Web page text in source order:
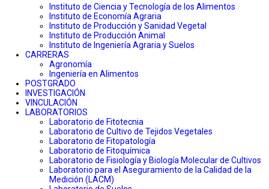
Instituto de Ciencia y Tecnología de los Alimentos
Instituto de Economía Agraria
Instituto de Producción y Sanidad Vegetal
Instituto de Producción Animal
Instituto de Ingeniería Agraria y Suelos
CARRERAS
Agronomía
Ingeniería en Alimentos
POSTGRADO
INVESTIGACIÓN
VINCULACIÓN
LABORATORIOS
Laboratorio de Fitotecnia
Laboratorio de Cultivo de Tejidos Vegetales
Laboratorio de Fitopatología
Laboratorio de Fitoquímica
Laboratorio de Fisiología y Biología Molecular de Cultivos
Laboratorio para el Aseguramiento de la Calidad de la
Medición (LACM)